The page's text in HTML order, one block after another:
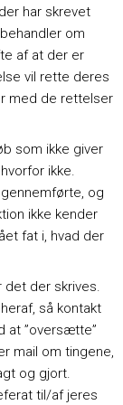
har skrevet
om
af at der er
vil rette deres
med de rettelser
som ikke giver
ikke.
og
ikke kender
fat i, hvad der
der skrives.
så kontakt
at ”oversætte”
mail om tingene,
og gjort.
til/af jeres